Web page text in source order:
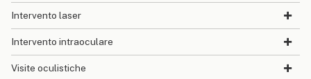
Intervento laser
Intervento intraoculare
Visite oculistiche